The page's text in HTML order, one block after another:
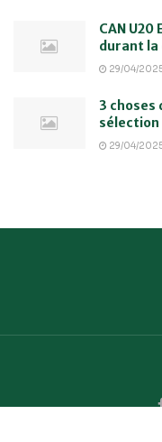
CAN U20
durant
29/04/
3 choses
29/04/